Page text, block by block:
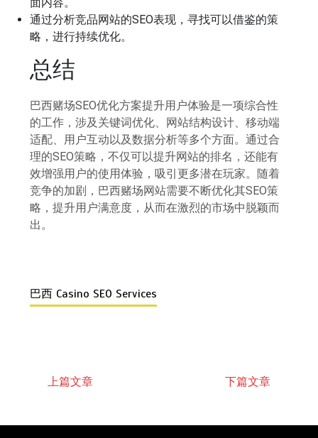
通过分析竞品网站的SEO表现，寻找可以借鉴的策
略，进行持续优化。
总结
巴西赌场SEO优化方案提升用户体验是一项综合性
的工作，涉及关键词优化、网站结构设计、移动端
适配、用户互动以及数据分析等多个方面。通过合
理的SEO策略，不仅可以提升网站的排名，还能有
效增强用户的使用体验，吸引更多潜在玩家。随着
竞争的加剧，巴西赌场网站需要不断优化其SEO策
略，提升用户满意度，从而在激烈的市场中脱颖而
出。
巴西 Casino SEO Services
上篇文章 下篇文章